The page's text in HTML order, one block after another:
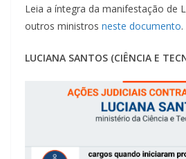
Leia a íntegra da manifestação de
outros ministros neste documento.
LUCIANA SANTOS (CIÊNCIA E